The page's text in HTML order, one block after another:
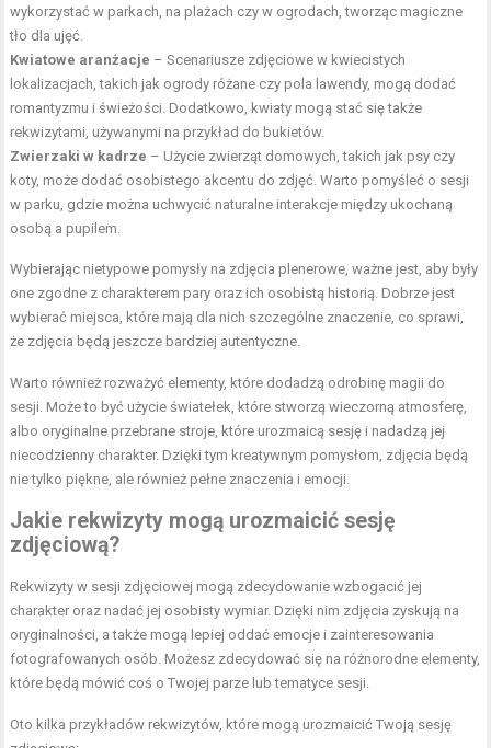
wykorzystać w parkach, na plażach czy w ogrodach, tworząc magiczne
tło dla ujęć.
Kwiatowe aranżacje – Scenariusze zdjęciowe w kwiecistych
lokalizacjach, takich jak ogrody różane czy pola lawendy, mogą dodać
romantyzmu i świeżości. Dodatkowo, kwiaty mogą stać się także
rekwizytami, używanymi na przykład do bukietów.
Zwierzaki w kadrze – Użycie zwierząt domowych, takich jak psy czy
koty, może dodać osobistego akcentu do zdjęć. Warto pomyśleć o sesji
w parku, gdzie można uchwycić naturalne interakcje między ukochaną
osobą a pupilem.
Wybierając nietypowe pomysły na zdjęcia plenerowe, ważne jest, aby były
one zgodne z charakterem pary oraz ich osobistą historią. Dobrze jest
wybierać miejsca, które mają dla nich szczególne znaczenie, co sprawi,
że zdjęcia będą jeszcze bardziej autentyczne.
Warto również rozważyć elementy, które dodadzą odrobinę magii do
sesji. Może to być użycie światełek, które stworzą wieczorną atmosferę,
albo oryginalne przebrane stroje, które urozmaicą sesję i nadadzą jej
niecodzienny charakter. Dzięki tym kreatywnym pomysłom, zdjęcia będą
nie tylko piękne, ale również pełne znaczenia i emocji.
Jakie rekwizyty mogą urozmaicić sesję
zdjęciową?
Rekwizyty w sesji zdjęciowej mogą zdecydowanie wzbogacić jej
charakter oraz nadać jej osobisty wymiar. Dzięki nim zdjęcia zyskują na
oryginalności, a także mogą lepiej oddać emocje i zainteresowania
fotografowanych osób. Możesz zdecydować się na różnorodne elementy,
które będą mówić coś o Twojej parze lub tematyce sesji.
Oto kilka przykładów rekwizytów, które mogą urozmaicić Twoją sesję